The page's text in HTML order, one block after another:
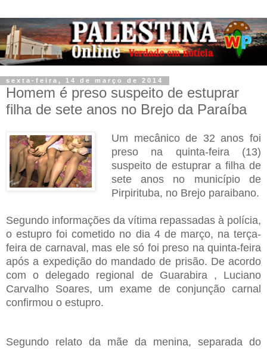
sexta-feira, 14 de março de 2014
Homem é preso suspeito de estuprar
filha de sete anos no Brejo da Paraíba
Um mecânico de 32 anos foi
preso na quinta-feira (13)
suspeito de estuprar a filha de
sete anos no município de
Pirpirituba, no Brejo paraibano.
Segundo informações da vítima repassadas à polícia,
o estupro foi cometido no dia 4 de março, na terça-
feira de carnaval, mas ele só foi preso na quinta-feira
após a expedição do mandado de prisão. De acordo
com o delegado regional de Guarabira , Luciano
Carvalho Soares, um exame de conjunção carnal
confirmou o estupro.
Segundo relato da mãe da menina, separada do